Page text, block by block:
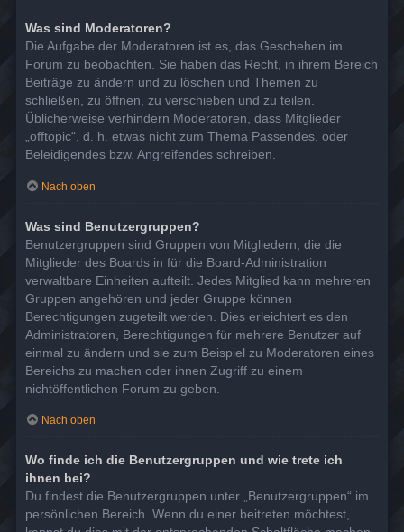
Was sind Moderatoren?
Die Aufgabe der Moderatoren ist es, das Geschehen im
Forum zu beobachten. Sie haben das Recht, in ihrem Bereich
Beiträge zu ändern und zu löschen und Themen zu
schließen, zu öffnen, zu verschieben und zu teilen.
Üblicherweise verhindern Moderatoren, dass Mitglieder
„offtopic“, d. h. etwas nicht zum Thema Passendes, oder
Beleidigendes bzw. Angreifendes schreiben.
Nach oben
Was sind Benutzergruppen?
Benutzergruppen sind Gruppen von Mitgliedern, die die
Mitglieder des Boards in für die Board-Administration
verwaltbare Einheiten aufteilt. Jedes Mitglied kann mehreren
Gruppen angehören und jeder Gruppe können
Berechtigungen zugeteilt werden. Dies erleichtert es den
Administratoren, Berechtigungen für mehrere Benutzer auf
einmal zu ändern und sie zum Beispiel zu Moderatoren eines
Bereichs zu machen oder ihnen Zugriff zu einem
nichtöffentlichen Forum zu geben.
Nach oben
Wo finde ich die Benutzergruppen und wie trete ich
ihnen bei?
Du findest die Benutzergruppen unter „Benutzergruppen“ im
persönlichen Bereich. Wenn du einer beitreten möchtest,